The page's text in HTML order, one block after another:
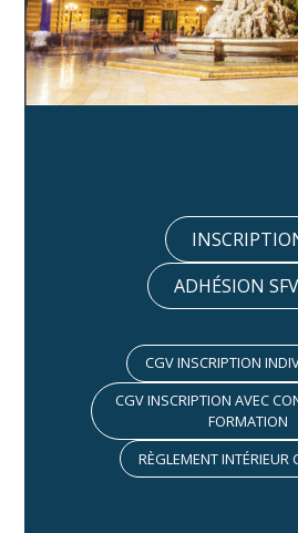
ADHÉSION
CGV INSCRIPTION
CGV INSCRIPTION AVEC
FORMATION
RÈGLEMENT INTÉRIEUR